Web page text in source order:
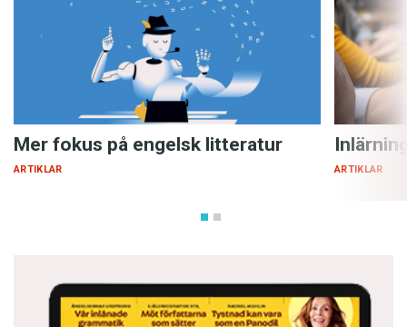
Mer fokus på engelsk litteratur
ARTIKLAR ARTIKLAR